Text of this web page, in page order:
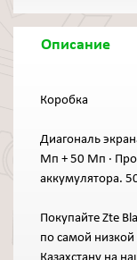
Описание
Коробка
Диагональ
Мп + 50 Мп ·
аккумулятора.
Покупайте Zte
по самой низкой